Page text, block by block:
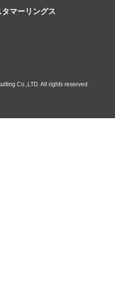
タマーリングス
Co.,LTD. All rights reserved.